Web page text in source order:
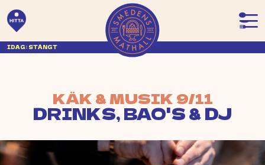
IDAG: STÄNGT
KÄK & MUSIK 9/11
DRINKS, BAO'S & DJ